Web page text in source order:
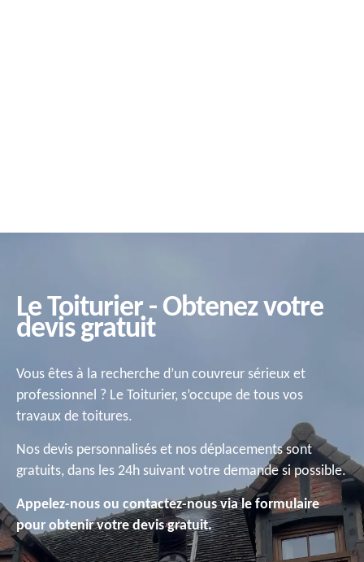
Le Toiturier - Obtenez votre
devis gratuit
Vous êtes à la recherche d’un couvreur sérieux et
professionnel ? Le Toiturier, s’occupe de tous vos
travaux de toitures.
Nos devis personnalisés et nos déplacements sont
gratuits, dans les 24h suivant votre demande si possible.
Appelez-nous ou contactez-nous via le formulaire
pour obtenir votre devis gratuit.